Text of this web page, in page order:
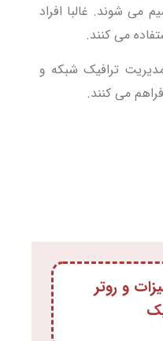
می شوند. غالبا افراد
می کنند.
ترافیک شبکه و
می کنند.
و روتر